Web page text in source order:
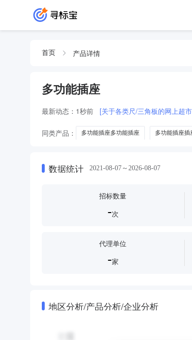
首页 产品详情
多功能插座
最新动态： 1秒前 [关于各类尺/三角板的网上超
同类产品： 多功能插座多功能插座 多功能插座插
数据统计 2021-08-07～2026-08-07
招标数量
-次
代理单位
-家
地区分析/产品分析/企业分析